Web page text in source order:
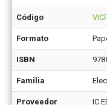
Código
Formato
ISBN
Familia
Proveedor IC